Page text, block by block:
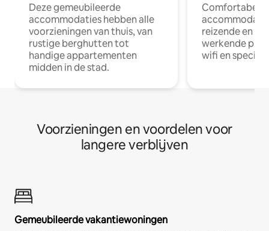
Deze gemeubileerde
accommodaties hebben alle
voorzieningen van thuis, van
rustige berghutten tot
handige appartementen
midden in de stad.
Comfortabele
reizende en
werkende
wifi en
Voorzieningen en voordelen voor
langere verblijven
Gemeubileerde vakantiewoningen